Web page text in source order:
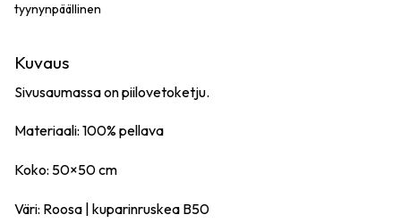
tyynynpäällinen
Kuvaus
Sivusaumassa on piilovetoketju.
Materiaali: 100% pellava
Koko: 50×50 cm
Väri: Roosa | kuparinruskea B50